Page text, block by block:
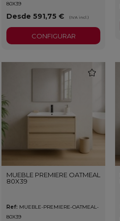
80X39
Desde 591,75 € (IVA incl.)
CONFIGURAR
MUEBLE PREMIERE OATMEAL
80X39
Ref: MUEBLE-PREMIERE-OATMEAL-
80X39